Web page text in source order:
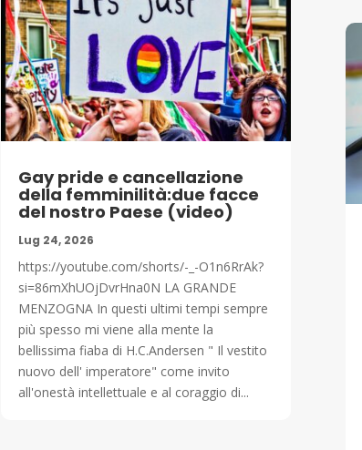
Gay pride e cancellazione
della femminilità:due facce
del nostro Paese (video)
Lug 24, 2026
https://youtube.com/shorts/-_-O1n6RrAk?
si=86mXhUOjDvrHna0N LA GRANDE
MENZOGNA In questi ultimi tempi sempre
più spesso mi viene alla mente la
bellissima fiaba di H.C.Andersen " Il vestito
nuovo dell' imperatore" come invito
all'onestà intellettuale e al coraggio di...